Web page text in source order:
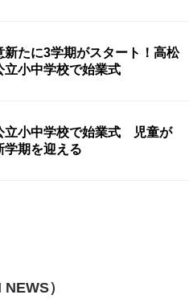
新たに3学期がスタート！高松
立小中学校で始業式
立小中学校で始業式 児童が
学期を迎える
）